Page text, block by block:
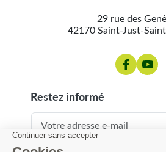
29 rue des
42170 Saint-Just-
restez informé